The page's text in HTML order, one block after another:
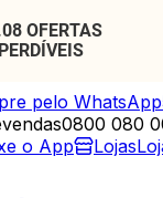
OFERTAS
pelo WhatsApp
0800 080
o App Lojas